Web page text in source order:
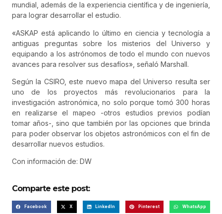
mundial, además de la experiencia científica y de ingeniería,
para lograr desarrollar el estudio.
«ASKAP está aplicando lo último en ciencia y tecnología a
antiguas preguntas sobre los misterios del Universo y
equipando a los astrónomos de todo el mundo con nuevos
avances para resolver sus desafíos», señaló Marshall.
Según la CSIRO, este nuevo mapa del Universo resulta ser
uno de los proyectos más revolucionarios para la
investigación astronómica, no solo porque tomó 300 horas
en realizarse el mapeo -otros estudios previos podían
tomar años-, sino que también por las opciones que brinda
para poder observar los objetos astronómicos con el fin de
desarrollar nuevos estudios.
Con información de: DW
Comparte este post:
Facebook X LinkedIn Pinterest WhatsApp